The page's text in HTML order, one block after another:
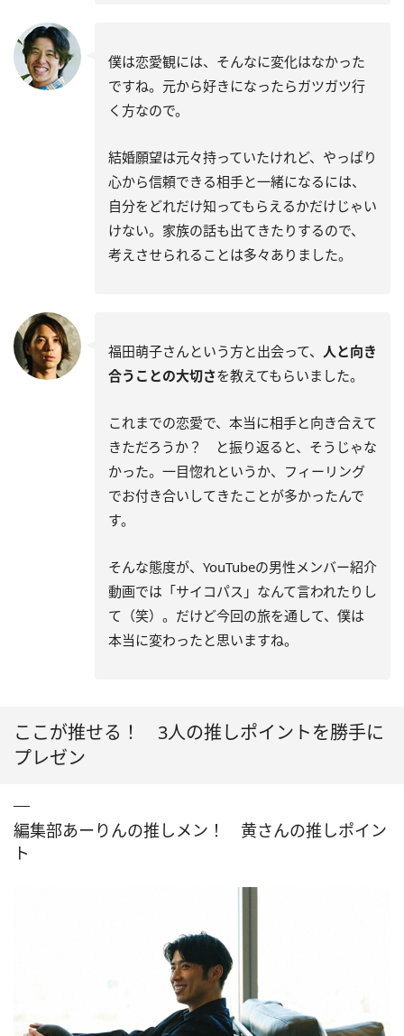
僕は恋愛観には、そんなに変化はなかった
ですね。元から好きになったらガツガツ行
く方なので。
結婚願望は元々持っていたけれど、やっぱり
心から信頼できる相手と一緒になるには、
自分をどれだけ知ってもらえるかだけじゃい
けない。家族の話も出てきたりするので、
考えさせられることは多々ありました。
福田萌子さんという方と出会って、 人と向き
合うことの大切さを教えてもらいました。
これまでの恋愛で、本当に相手と向き合えて
きただろうか？ と振り返ると、そうじゃな
かった。一目惚れというか、フィーリング
でお付き合いしてきたことが多かったんで
す。
そんな態度が、YouTubeの男性メンバー紹介
動画では「サイコパス」なんて言われたりし
て（笑）。だけど今回の旅を通して、僕は
本当に変わったと思いますね。
ここが推せる！ 3人の推しポイントを勝手に
プレゼン
編集部あーりんの推しメン！ 黄さんの推しポイン
ト